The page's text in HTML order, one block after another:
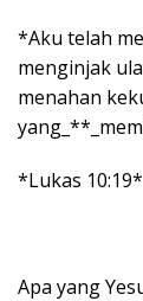
*Aku telah
menginjak
menahan
*Lukas 10:19*
Apa yang